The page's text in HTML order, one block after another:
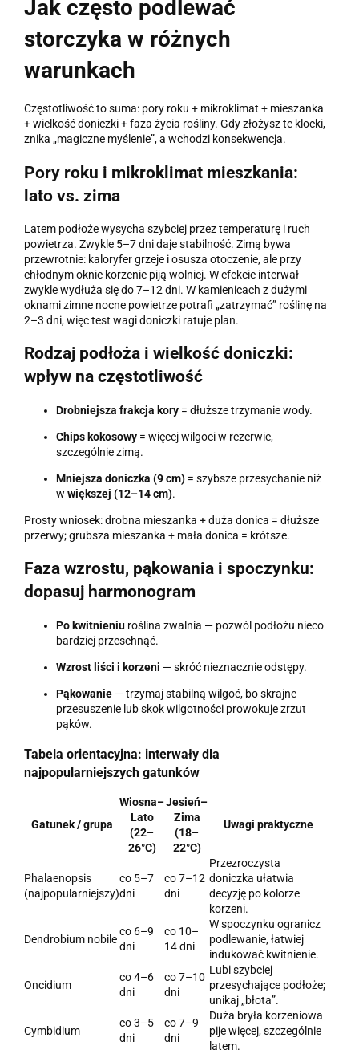
Jak często podlewać
storczyka w różnych
warunkach
Częstotliwość to suma: pory roku + mikroklimat + mieszanka
+ wielkość doniczki + faza życia rośliny. Gdy złożysz te klocki,
znika „magiczne myślenie”, a wchodzi konsekwencja.
Pory roku i mikroklimat mieszkania:
lato vs. zima
Latem podłoże wysycha szybciej przez temperaturę i ruch
powietrza. Zwykle 5–7 dni daje stabilność. Zimą bywa
przewrotnie: kaloryfer grzeje i osusza otoczenie, ale przy
chłodnym oknie korzenie piją wolniej. W efekcie interwał
zwykle wydłuża się do 7–12 dni. W kamienicach z dużymi
oknami zimne nocne powietrze potrafi „zatrzymać” roślinę na
2–3 dni, więc test wagi doniczki ratuje plan.
Rodzaj podłoża i wielkość doniczki:
wpływ na częstotliwość
Drobniejsza frakcja kory = dłuższe trzymanie wody.
Chips kokosowy = więcej wilgoci w rezerwie,
szczególnie zimą.
Mniejsza doniczka (9 cm) = szybsze przesychanie niż
w większej (12–14 cm).
Prosty wniosek: drobna mieszanka + duża donica = dłuższe
przerwy; grubsza mieszanka + mała donica = krótsze.
Faza wzrostu, pąkowania i spoczynku:
dopasuj harmonogram
Po kwitnieniu roślina zwalnia — pozwól podłożu nieco
bardziej przeschnąć.
Wzrost liści i korzeni — skróć nieznacznie odstępy.
Pąkowanie — trzymaj stabilną wilgoć, bo skrajne
przesuszenie lub skok wilgotności prowokuje zrzut
pąków.
Tabela orientacyjna: interwały dla
najpopularniejszych gatunków
Gatunek / grupa
Wiosna–
Lato
(22–
26°C)
Jesień–
Zima
(18–
22°C)
Uwagi praktyczne
Phalaenopsis
(najpopularniejszy)
co 5–7
dni
co 7–12
dni
Przezroczysta
doniczka ułatwia
decyzję po kolorze
korzeni.
Dendrobium nobile
co 6–9
dni
co 10–
14 dni
W spoczynku ogranicz
podlewanie, łatwiej
indukować kwitnienie.
Oncidium
co 4–6
dni
co 7–10
dni
Lubi szybciej
przesychające podłoże;
unikaj „błota”.
Cymbidium
co 3–5
dni
co 7–9
dni
Duża bryła korzeniowa
pije więcej, szczególnie
latem.